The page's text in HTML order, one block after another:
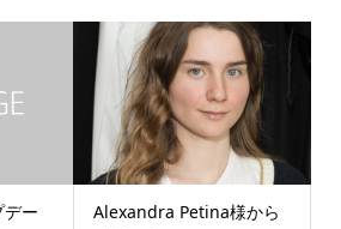
ー
Alexandra Petina様から